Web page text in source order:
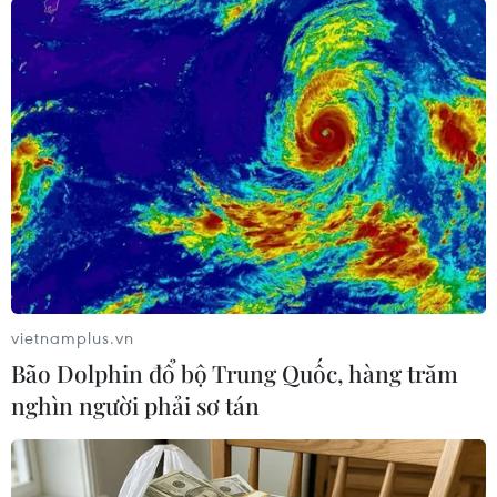
#An ninh #Kenya
#Tấn công khủng bố
#An ninh dịp lễ hội
#Al-Shabaab
#Hồi giáo cực đoan
Kenya
Theo dõi VietnamPlus
TIN LIÊN QUAN
vietnamplus.vn
Bão Dolphin đổ bộ Trung Quốc, hàng trăm
nghìn người phải sơ tán